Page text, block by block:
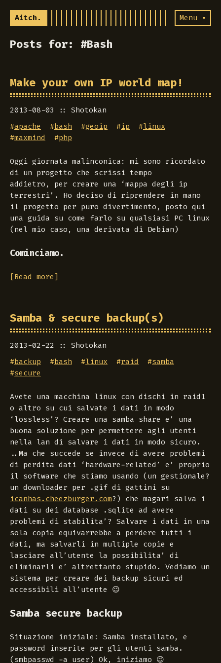
Aitch. Menu ▾
Posts for: #Bash
Make your own IP world map!
2013-08-03
Shotokan
#apache #bash #geoip #ip #linux
#maxmind #php
Oggi giornata malinconica: mi sono ricordato
di un progetto che scrissi tempo
addietro, per creare una ‘mappa degli ip
terrestri’. Ho deciso di riprendere in mano
il progetto per puro divertimento, posto qui
una guida su come farlo su qualsiasi PC linux
(nel mio caso, una derivata di Debian)
Cominciamo.
[Read more]
Samba & secure backup(s)
2013-02-22
Shotokan
#backup #bash #linux #raid #samba
#secure
Avete una macchina linux con dischi in raid1
o altro su cui salvate i dati in modo
‘lossless’? Creare una samba share e’ una
buona soluzione per permettere agli utenti
nella lan di salvare i dati in modo sicuro.
..Ma che succede se invece di avere problemi
di perdita dati ‘hardware-related’ e’ proprio
il software che stiamo usando (un gestionale?
un downloader per .gif di gattini su
icanhas.cheezburger.com?) che magari salva i
dati su dei database .sqlite ad avere
problemi di stabilita’? Salvare i dati in una
sola copia equivarrebbe a perdere tutti i
dati, ma salvarli in multiple copie e
lasciare all’utente la possibilita’ di
eliminarli e’ altrettanto stupido. Vediamo un
sistema per creare dei backup sicuri ed
accessibili all’utente 😉
Samba secure backup
Situazione iniziale: Samba installato, e
password inserite per gli utenti samba.
(smbpasswd -a user) Ok, iniziamo 😉